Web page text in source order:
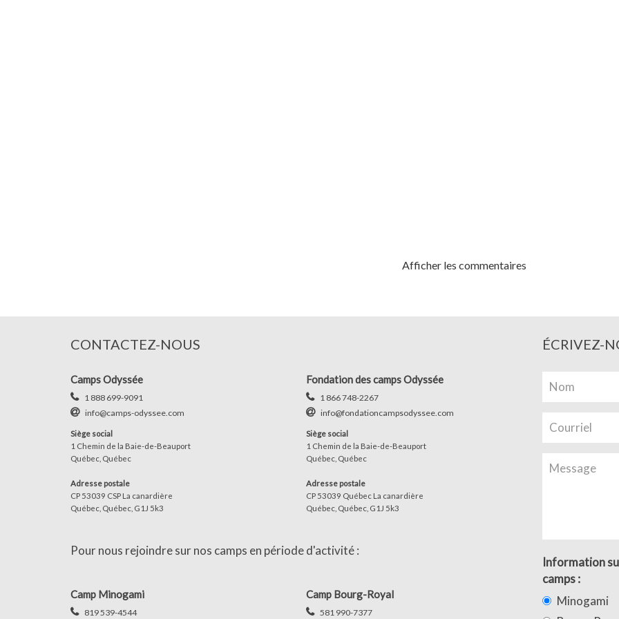
Afficher les commentaires
CONTACTEZ-NOUS
Camps Odyssée
1 888 699-9091
info@camps-odyssee.com
Siège social
1 Chemin de la Baie-de-Beauport
Québec, Québec
Adresse postale
CP 53039 CSP La canardière
Québec, Québec, G1J 5k3
Fondation des camps Odyssée
1 866 748-2267
info@fondationcampsodyssee.com
Siège social
1 Chemin de la Baie-de-Beauport
Québec, Québec
Adresse postale
CP 53039 Québec La canardière
Québec, Québec, G1J 5k3
Pour nous rejoindre sur nos camps en période d'activité :
Camp Minogami
819 539-4544
Camp Bourg-Royal
581 990-7377
ÉCRIVEZ-
Information
camps :
Minogami